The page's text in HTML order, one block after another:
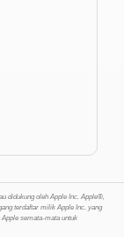
didukung oleh Apple Inc. Apple®,
terdaftar milik Apple Inc. yang
semata-mata untuk